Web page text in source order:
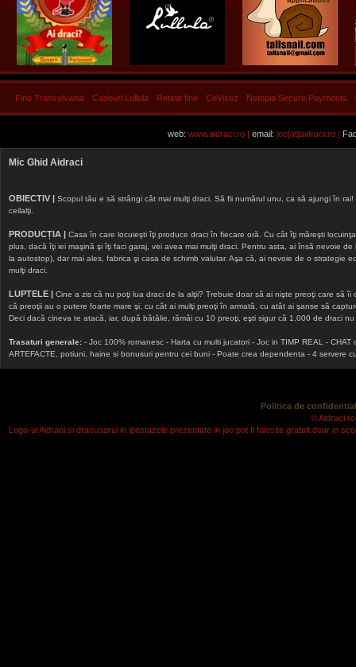
Fine Transylvania Cadouri Lullula Retete fine CeVisez Netopia Secure Payments
web: www.aidraci.ro | email: joc[at]aidraci.ro |
Mic Ghid Aidraci
OBIECTIV | Scopul tău e să strângi cât mai mulţi draci. Să fii numărul unu, ca să ajungi în
ceilalţi.
PRODUCȚIA | Casa în care locuieşti îţi produce draci în fiecare oră. Cu cât îţi măreşti
plus, dacă îţi iei maşină şi îţi faci garaj, vei avea mai mulţi draci. Pentru asta, ai însă nevoie
la autostop), dar mai ales, fabrica şi casa de schimb valutar. Aşa că, ai nevoie de o strategie
mulţi draci.
LUPTELE | Cine a zis că nu poţi lua draci de la alţii? Trebuie doar să ai nişte preoţi care să
că preoţii au o putere foarte mare şi, cu cât ai mulţi preoţi în armată, cu atât ai şanse să
Deci dacă cineva te atacă, iar, după bătălie, rămâi cu 10 preoţi, eşti sigur că 1.000 de draci
Trasaturi generale: - Joc 100% romanesc - Harta cu multi jucatori - Joc in TIMP REAL -
ARTEFACTE, potiuni, haine si bonusuri pentru cei buni - Poate crea dependenta - 4 servere
Politica de
©
Logo-ul Aidraci si dracusorul in ipostazele prezentate in joc pot fi folosite gratuit doar in